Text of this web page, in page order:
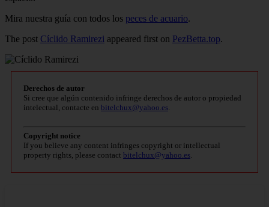
Mira nuestra guía con todos los peces de acuario.
The post Cíclido Ramirezi appeared first on PezBetta.top.
Derechos de autor
Si cree que algún contenido infringe derechos de autor o propiedad
intelectual, contacte en bitelchux@yahoo.es.
Copyright notice
If you believe any content infringes copyright or intellectual
property rights, please contact bitelchux@yahoo.es.